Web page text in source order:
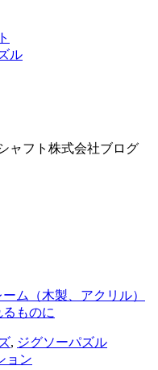
ル
ャフト株式会社ブログ
ム（木製、アクリル）
ものに
, ジグソーパズル
ョン